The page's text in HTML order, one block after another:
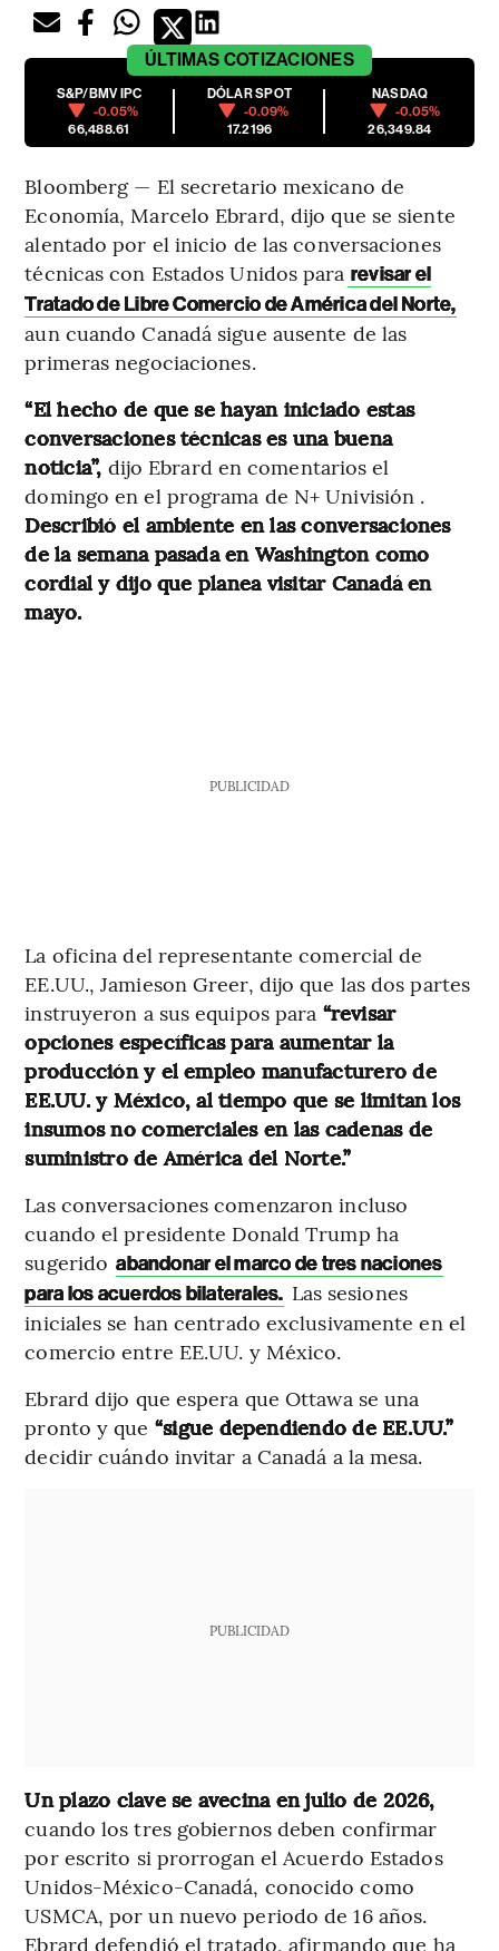
ÚLTIMAS COTIZACIONES
S&P/BMV IPC
-0.05%
66,488.61
DÓLAR SPOT
-0.09%
17.2196
NASDAQ
-0.05%
26,349.84
Bloomberg — El secretario mexicano de
Economía, Marcelo Ebrard, dijo que se siente
alentado por el inicio de las conversaciones
técnicas con Estados Unidos para revisar el
Tratado de Libre Comercio de América del Norte,
aun cuando Canadá sigue ausente de las
primeras negociaciones.
“El hecho de que se hayan iniciado estas
conversaciones técnicas es una buena
noticia”, dijo Ebrard en comentarios el
domingo en el programa de N+ Univisión .
Describió el ambiente en las conversaciones
de la semana pasada en Washington como
cordial y dijo que planea visitar Canadá en
mayo.
PUBLICIDAD
La oficina del representante comercial de
EE.UU., Jamieson Greer, dijo que las dos partes
instruyeron a sus equipos para “revisar
opciones específicas para aumentar la
producción y el empleo manufacturero de
EE.UU. y México, al tiempo que se limitan los
insumos no comerciales en las cadenas de
suministro de América del Norte.”
Las conversaciones comenzaron incluso
cuando el presidente Donald Trump ha
sugerido abandonar el marco de tres naciones
para los acuerdos bilaterales. Las sesiones
iniciales se han centrado exclusivamente en el
comercio entre EE.UU. y México.
Ebrard dijo que espera que Ottawa se una
pronto y que “sigue dependiendo de EE.UU.”
decidir cuándo invitar a Canadá a la mesa.
PUBLICIDAD
Un plazo clave se avecina en julio de 2026,
cuando los tres gobiernos deben confirmar
por escrito si prorrogan el Acuerdo Estados
Unidos-México-Canadá, conocido como
USMCA, por un nuevo periodo de 16 años.
Ebrard defendió el tratado, afirmando que ha